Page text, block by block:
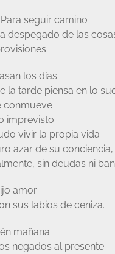
seguir camino
despegado de las
los días
la tarde piensa en lo
conmueve
imprevisto
vivir la propia vida
azar de su conciencia,
sin deudas ni
amor.
sus labios de ceniza.
mañana
negados al presente